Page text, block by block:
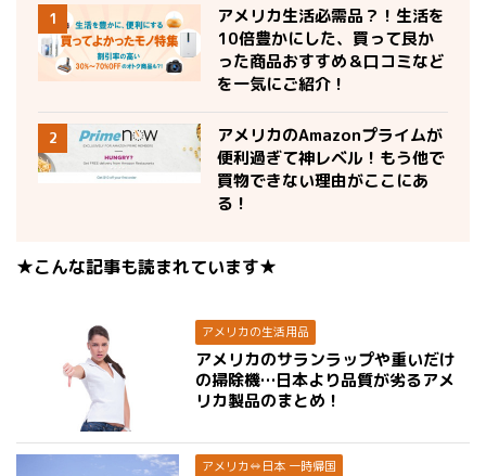
1
アメリカ生活必需品？！生活を
10倍豊かにした、買って良か
った商品おすすめ＆口コミなど
を一気にご紹介！
2
アメリカのAmazonプライムが
便利過ぎて神レベル！もう他で
買物できない理由がここにあ
る！
★こんな記事も読まれています★
アメリカの生活用品
アメリカのサランラップや重いだけ
の掃除機…日本より品質が劣るアメ
リカ製品のまとめ！
アメリカ⇔日本 一時帰国